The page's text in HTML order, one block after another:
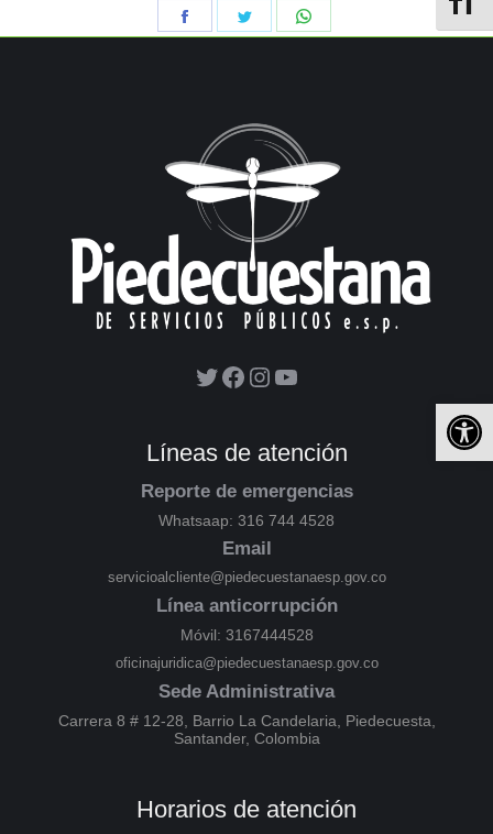
Líneas de atención
Reporte de emergencias
Whatsaap: 316 744 4528
Email
servicioalcliente@piedecuestanaesp.gov.co
Línea anticorrupción
Móvil: 3167444528
oficinajuridica@piedecuestanaesp.gov.co
Sede Administrativa
Carrera 8 # 12-28, Barrio La Candelaria, Piedecuesta,
Santander, Colombia
Horarios de atención